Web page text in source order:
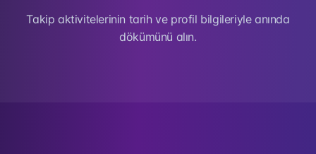
Takip aktivitelerinin tarih ve profil bilgileriyle anında
dökümünü alın.